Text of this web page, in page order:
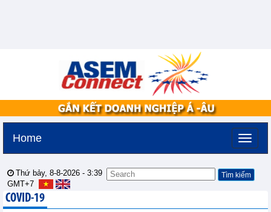
Home
Thứ bảy, 8-8-2026 - 3:39
GMT+7
COVID-19